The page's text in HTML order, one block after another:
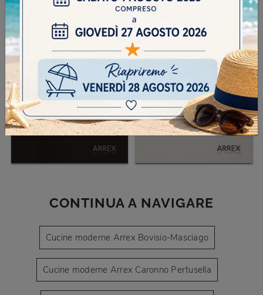
CONTINUA A NAVIGARE
Cucine moderne Arrex Bovisio-Masciago
Cucine moderne Arrex Caronno Pertusella